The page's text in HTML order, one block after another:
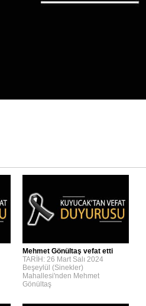
Mehmet Gönültaş vefat etti
TARİH: 26 Mart Salı 2024
Beşeylül (Sinekler)
Mahallesi'nden Mehmet
Gönültaş